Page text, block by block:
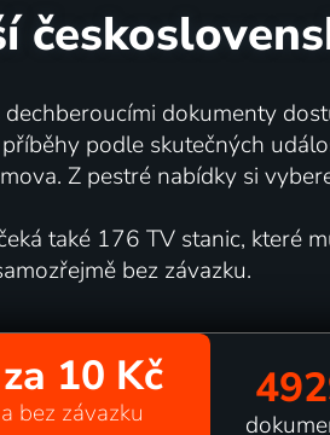
dokumenty
podle skutečných
Z pestré nabídky si
také 176 TV stanic, které
bez závazku.
10 Kč
bez závazku